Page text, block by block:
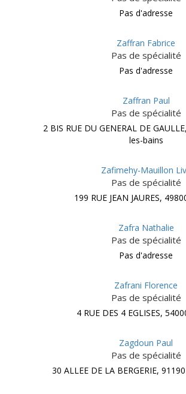
Pas d'adresse
Zaffran Fabrice
Pas de spécialité
Pas d'adresse
Zaffran Paul
Pas de spécialité
2 BIS RUE DU GENERAL DE
les-bains
Zafimehy-Mauillon
Pas de spécialité
199 RUE JEAN JAURES,
Zafra Nathalie
Pas de spécialité
Pas d'adresse
Zafrani Florence
Pas de spécialité
4 RUE DES 4 EGLISES,
Zagdoun Paul
Pas de spécialité
30 ALLEE DE LA BERGERIE,